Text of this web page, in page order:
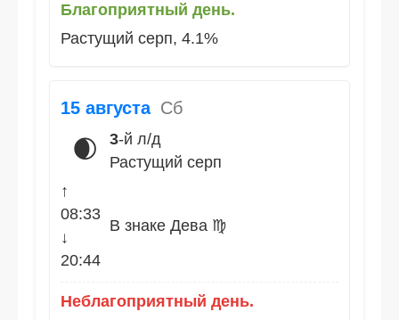
Благоприятный день.
Растущий серп, 4.1%
15 августа Сб
🌒 3-й л/д
Растущий серп
↑
08:33
↓
20:44
В знаке Дева ♍
Неблагоприятный день.